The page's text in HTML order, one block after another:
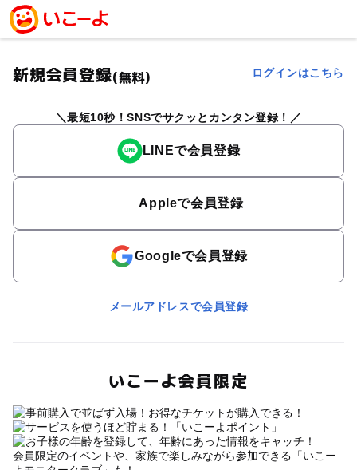
新規会員登録(無料) ログインはこちら
最短10秒！SNSでサクッとカンタン登録！
LINEで会員登録
Appleで会員登録
Googleで会員登録
メールアドレスで会員登録
いこーよ会員限定
会員限定のイベントや、家族で楽しみながら参加できる「いこー